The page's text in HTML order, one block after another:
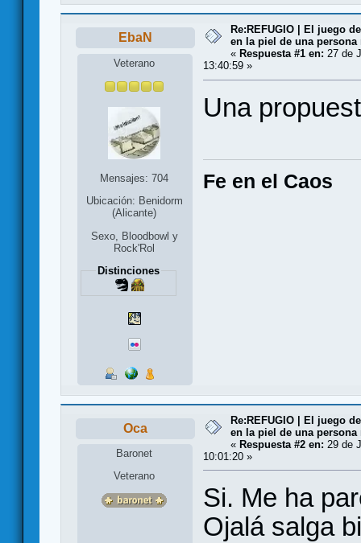
EbaN
Veterano
Mensajes: 704
Ubicación: Benidorm
(Alicante)
Sexo, Bloodbowl y
Rock'Rol
Distinciones
Re:REFUGIO | El juego
en la piel de una persona
« Respuesta #1 en: 27 de
13:40:59 »
Una
Fe en el Caos
Oca
Baronet
Veterano
Re:REFUGIO | El juego
en la piel de una persona
« Respuesta #2 en: 29 de
10:01:20 »
Si. Me ha
Ojalá salga